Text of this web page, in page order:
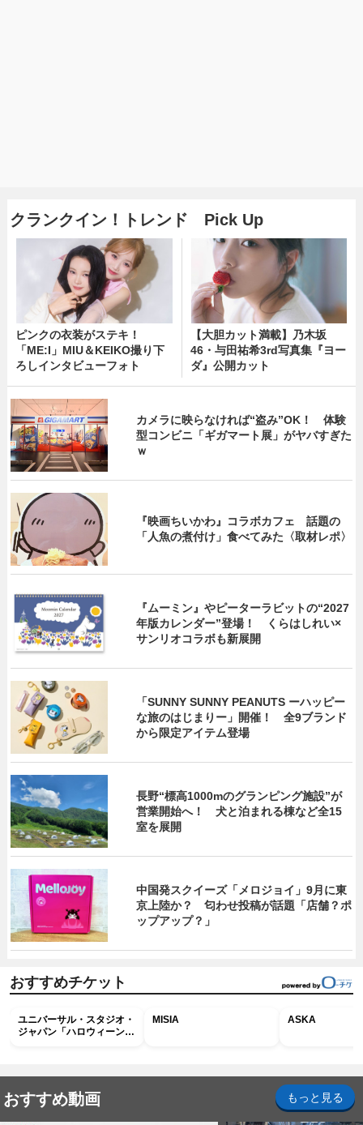
クランクイン！トレンド Pick Up
ピンクの衣装がステキ！
「ME:I」MIU＆KEIKO撮り下
ろしインタビューフォト
【大胆カット満載】乃木坂
46・与田祐希3rd写真集『ヨー
ダ』公開カット
カメラに映らなければ“盗み”OK！ 体験
型コンビニ「ギガマート展」がヤバすぎた
ｗ
『映画ちいかわ』コラボカフェ 話題の
「人魚の煮付け」食べてみた〈取材レポ〉
『ムーミン』やピーターラビットの“2027
年版カレンダー”登場！ くらはしれい×
サンリオコラボも新展開
「SUNNY SUNNY PEANUTS ーハッピー
な旅のはじまりー」開催！ 全9ブランド
から限定アイテム登場
長野“標高1000mのグランピング施設”が
営業開始へ！ 犬と泊まれる棟など全15
室を展開
中国発スクイーズ「メロジョイ」9月に東
京上陸か？ 匂わせ投稿が話題「店舗？ポ
ップアップ？」
おすすめチケット
ユニバーサル・スタジオ・
ジャパン「ハロウィーン・
MISIA ASKA
おすすめ動画 もっと見る